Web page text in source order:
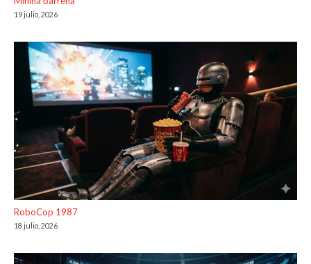
19 julio, 2026
RoboCop 1987
18 julio, 2026